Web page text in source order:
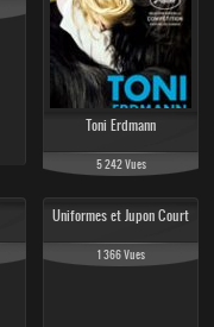
Toni Erdmann
5 242 Vues
Uniformes et Jupon Court
1 366 Vues